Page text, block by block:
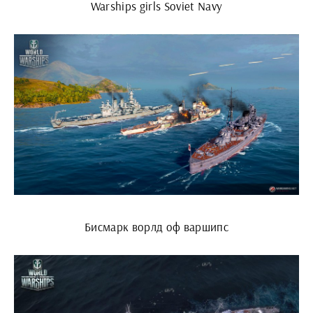
Warships girls Soviet Navy
Бисмарк ворлд оф варшипс